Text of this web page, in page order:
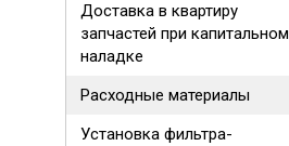
Доставка в квартиру
запчастей при капитальном
наладке
Расходные материалы
Установка фильтра-